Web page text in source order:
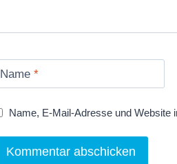
Name *
Name, E-Mail-Adresse und Website